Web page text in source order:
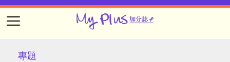
專題